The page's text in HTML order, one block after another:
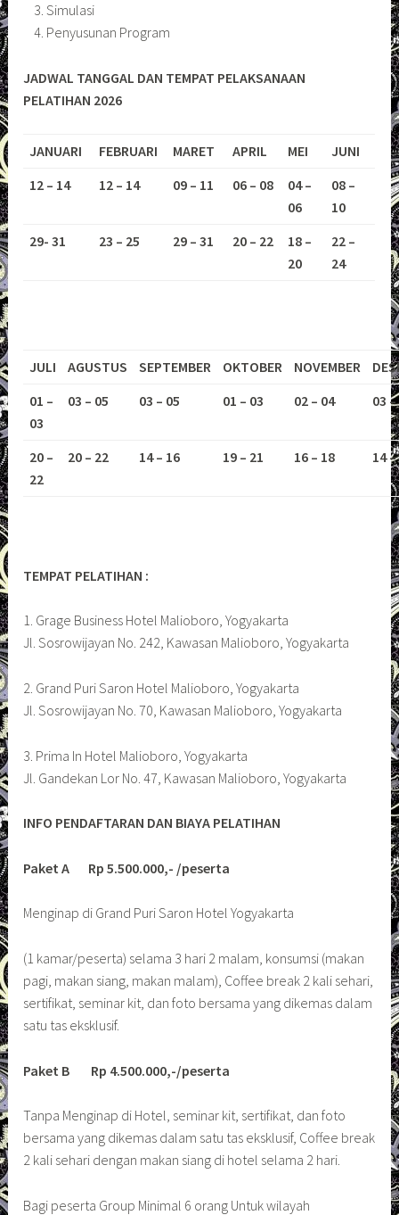
Simulasi
Penyusunan Program
JADWAL TANGGAL DAN TEMPAT PELAKSANAAN
PELATIHAN 2026
JANUARI FEBRUARI MARET APRIL MEI
JUNI
12 – 14
12 – 14 09 – 11 06 – 08
04 –
06
08 –
10
29- 31
23 – 25 29 – 31 20 – 22
18 –
20
22 –
24
JULI AGUSTUS SEPTEMBER OKTOBER NOVEMBER
01 –
03
03 – 05 03 – 05 01 – 03 02 – 04 03
20 –
22
20 – 22 14 – 16 19 – 21 16 – 18 14
TEMPAT PELATIHAN :
1. Grage Business Hotel Malioboro, Yogyakarta
Jl. Sosrowijayan No. 242, Kawasan Malioboro, Yogyakarta
2. Grand Puri Saron Hotel Malioboro, Yogyakarta
Jl. Sosrowijayan No. 70, Kawasan Malioboro, Yogyakarta
3. Prima In Hotel Malioboro, Yogyakarta
Jl. Gandekan Lor No. 47, Kawasan Malioboro, Yogyakarta
INFO PENDAFTARAN DAN BIAYA PELATIHAN
Paket A Rp 5.500.000,- /peserta
Menginap di Grand Puri Saron Hotel Yogyakarta
(1 kamar/peserta) selama 3 hari 2 malam, konsumsi (makan
pagi, makan siang, makan malam), Coffee break 2 kali sehari,
sertifikat, seminar kit, dan foto bersama yang dikemas dalam
satu tas eksklusif.
Paket B Rp 4.500.000,-/peserta
Tanpa Menginap di Hotel, seminar kit, sertifikat, dan foto
bersama yang dikemas dalam satu tas eksklusif, Coffee break
2 kali sehari dengan makan siang di hotel selama 2 hari.
Bagi peserta Group Minimal 6 orang Untuk wilayah